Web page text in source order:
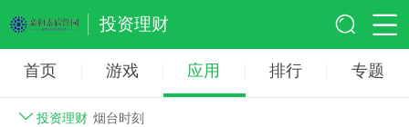
投资理财
首页 游戏 应用 排行 专题
投资理财 烟台时刻